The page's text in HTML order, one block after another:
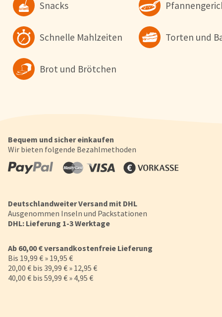
Snacks
Schnelle Mahlzeiten Torten und
Brot und Brötchen
Bequem und sicher einkaufen
Wir bieten folgende Bezahlmethoden
Deutschlandweiter Versand mit DHL
Ausgenommen Inseln und Packstationen
DHL: Lieferung 1-3 Werktage
Ab 60,00 € versandkostenfreie Lieferung
Bis 19,99 € » 19,95 €
20,00 € bis 39,99 € » 12,95 €
40,00 € bis 59,99 € » 4,95 €
Datenschutzerklärung
Alle
Konfigurieren